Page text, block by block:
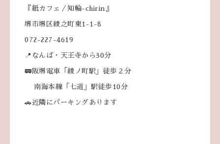
『紙カフェ／知輪-chirin』
堺市堺区綾之町東1-1-8
072-227-4619
📍なんば・天王寺から30分
🚃阪堺電車「綾ノ町駅」徒歩２分
南海本線「七道」駅徒歩10分
🚗近隣にパーキングあります